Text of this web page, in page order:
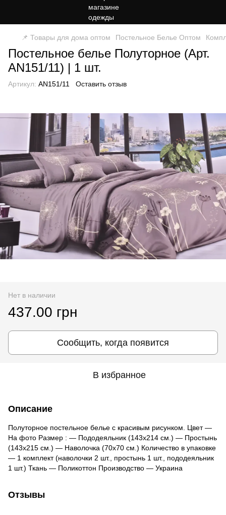
📌 Товары для дома оптом Постельное Белье Оптом
Постельное белье Полуторное (Арт.
AN151/11) | 1 шт.
Артикул: AN151/11 Оставить отзыв
Нет в наличии
437.00 грн
Сообщить, когда появится
В избранное
Описание
Полуторное постельное белье с красивым рисунком. Цвет ―
На фото Размер : ― Пододеяльник (143х214 см.) ― Простынь
(143х215 см.) ― Наволочка (70х70 см.) Количество в упаковке
― 1 комплект (наволочки 2 шт., простынь 1 шт., пододеяльник
1 шт.) Ткань ― Поликоттон Производство ― Украина
Отзывы